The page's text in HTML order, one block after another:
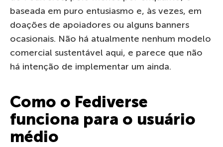
baseada em puro entusiasmo e, às vezes, em
doações de apoiadores ou alguns banners
ocasionais. Não há atualmente nenhum modelo
comercial sustentável aqui, e parece que não
há intenção de implementar um ainda.
Como o Fediverse
funciona para o usuário
médio